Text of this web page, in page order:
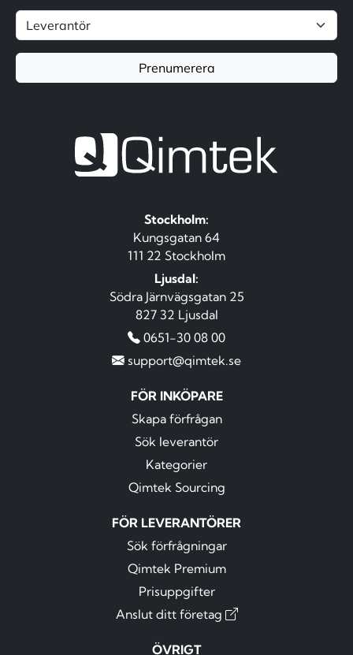
Prenumerera
Stockholm:
Kungsgatan 64
111 22 Stockholm
Ljusdal:
Södra Järnvägsgatan 25
827 32 Ljusdal
0651-30 08 00
support@qimtek.se
FÖR INKÖPARE
Skapa förfrågan
Sök leverantör
Kategorier
Qimtek Sourcing
FÖR LEVERANTÖRER
Sök förfrågningar
Qimtek Premium
Prisuppgifter
Anslut ditt företag
ÖVRIGT